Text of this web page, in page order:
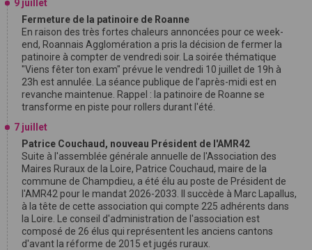
9 juillet
Fermeture de la patinoire de Roanne
En raison des très fortes chaleurs annoncées pour ce week-
end, Roannais Agglomération a pris la décision de fermer la
patinoire à compter de vendredi soir. La soirée thématique
"Viens fêter ton exam" prévue le vendredi 10 juillet de 19h à
23h est annulée. La séance publique de l’après-midi est en
revanche maintenue. Rappel : la patinoire de Roanne se
transforme en piste pour rollers durant l'été.
7 juillet
Patrice Couchaud, nouveau Président de l'AMR42
Suite à l'assemblée générale annuelle de l'Association des
Maires Ruraux de la Loire, Patrice Couchaud, maire de la
commune de Champdieu, a été élu au poste de Président de
l'AMR42 pour le mandat 2026-2033. Il succède à Marc Lapallus,
à la tête de cette association qui compte 225 adhérents dans
la Loire. Le conseil d'administration de l'association est
composé de 26 élus qui représentent les anciens cantons
d'avant la réforme de 2015 et jugés ruraux.